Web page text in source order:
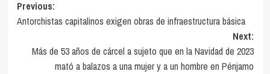
Post
navigation
Previous:
Antorchistas capitalinos exigen obras de infraestructura básica
Next:
Más de 53 años de cárcel a sujeto que en la Navidad de 2023
mató a balazos a una mujer y a un hombre en Pénjamo